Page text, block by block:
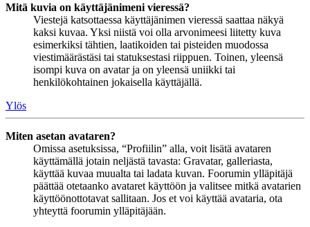
Mitä kuvia on käyttäjänimeni vieressä?
Viestejä katsottaessa käyttäjänimen vieressä saattaa näkyä
kaksi kuvaa. Yksi niistä voi olla arvonimeesi liitetty kuva
esimerkiksi tähtien, laatikoiden tai pisteiden muodossa
viestimäärästäsi tai statuksestasi riippuen. Toinen, yleensä
isompi kuva on avatar ja on yleensä uniikki tai
henkilökohtainen jokaisella käyttäjällä.
Ylös
Miten asetan avataren?
Omissa asetuksissa, “Profiilin” alla, voit lisätä avataren
käyttämällä jotain neljästä tavasta: Gravatar, galleriasta,
käyttää kuvaa muualta tai ladata kuvan. Foorumin ylläpitäjä
päättää otetaanko avataret käyttöön ja valitsee mitkä avatarien
käyttöönottotavat sallitaan. Jos et voi käyttää avataria, ota
yhteyttä foorumin ylläpitäjään.